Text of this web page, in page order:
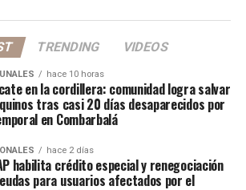
TRENDING VIDEOS
hace 10 horas
en la cordillera: comunidad logra salvar
tras casi 20 días desaparecidos por
en Combarbalá
hace 2 días
habilita crédito especial y renegociación
para usuarios afectados por el